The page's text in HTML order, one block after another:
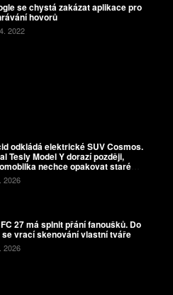
se chystá zakázat aplikace pro
hovorů
2022
odkládá elektrické SUV Cosmos.
Tesly Model Y dorazí později,
nechce opakovat staré
2026
27 má splnit přání fanoušků. Do
vrací skenování vlastní tváře
2026